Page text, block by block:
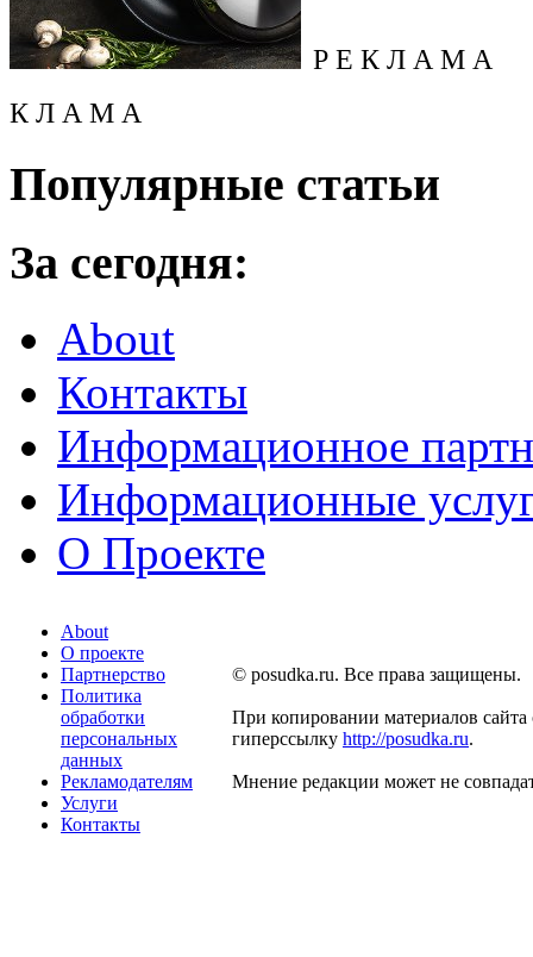
Р Е К Л А М А
К Л А М А
Популярные статьи
За сегодня:
About
Контакты
Информационное
Информационные
О Проекте
About
О проекте
Партнерство
Политика
обработки
персональных
данных
Рекламодателям
Услуги
Контакты
© posudka.ru. Все права защищены.
При копировании материалов сайта
гиперссылку http://posudka.ru.
Мнение редакции может не